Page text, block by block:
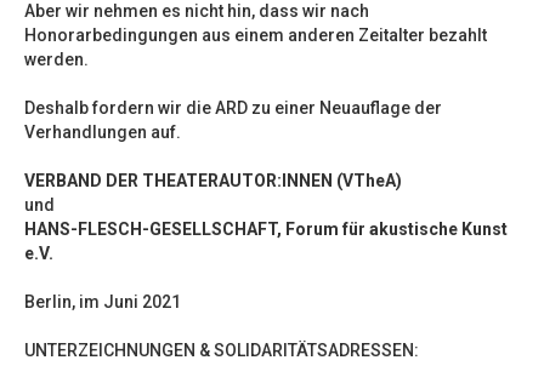
Aber wir nehmen es nicht hin, dass wir nach
Honorarbedingungen aus einem anderen Zeitalter bezahlt
werden.
Deshalb fordern wir die ARD zu einer Neuauflage der
Verhandlungen auf.
VERBAND DER THEATERAUTOR:INNEN (VTheA)
und
HANS-FLESCH-GESELLSCHAFT, Forum für akustische Kunst
e.V.
Berlin, im Juni 2021
UNTERZEICHNUNGEN & SOLIDARITÄTSADRESSEN: